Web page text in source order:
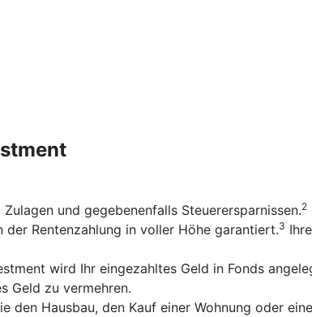
und gegebenenfalls Steuerersparnissen.2
der Rentenzahlung in voller Höhe garantiert.3
wird Ihr eingezahltes Geld in Fonds
Geld zu vermehren.
Hausbau, den Kauf einer Wohnung oder